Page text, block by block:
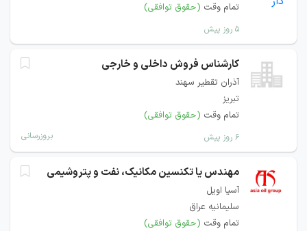
تمام وقت (حقوق توافقی)
۵ روز پیش
كارشناس فروش داخلی و خارجی
آذران تقطير سهند
تبریز
تمام وقت (حقوق توافقی)
۶ روز پیش بروزرسانی
مهندس یا تکنسین مکانیک، نفت و پتروشیمی
آسیا اویل
سلیمانیه عراق
تمام وقت (حقوق توافقی)